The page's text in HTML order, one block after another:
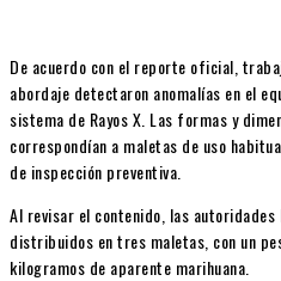
De acuerdo con el reporte oficial,
abordaje detectaron anomalías en el
sistema de Rayos X. Las formas y
correspondían a maletas de uso
de inspección preventiva.
Al revisar el contenido, las
distribuidos en tres maletas, con un
kilogramos de aparente marihuana.